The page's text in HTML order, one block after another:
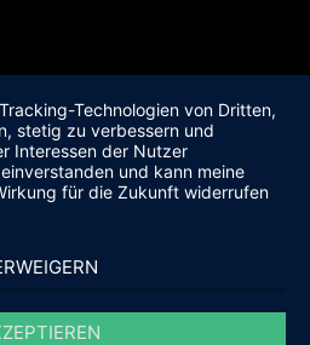
Technologien von Dritten,
stetig zu verbessern und
Interessen der Nutzer
und kann meine
für die Zukunft widerrufen